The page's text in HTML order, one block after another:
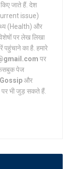
जाते हैं. देश
issue)
(Health) और
पर लेख लिखा
पहुंचाने का है. हमारे
पर
पेज
और
पर भी जुड़ सकते हैं.